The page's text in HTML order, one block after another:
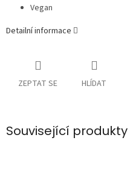
Vegan
Detailní informace
ZEPTAT SE HLÍDAT
Související produkty